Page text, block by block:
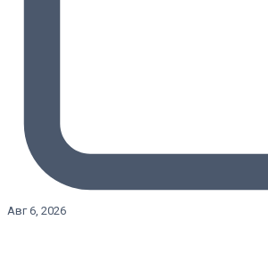
Авг 6, 2026